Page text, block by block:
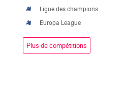
Ligue des champions
Europa League
Plus de compétitions